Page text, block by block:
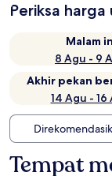
Periksa
Malam
8 Agu - 9
Akhir pekan
14 Agu - 16
Tempat